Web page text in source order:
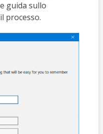
guida sullo
processo.